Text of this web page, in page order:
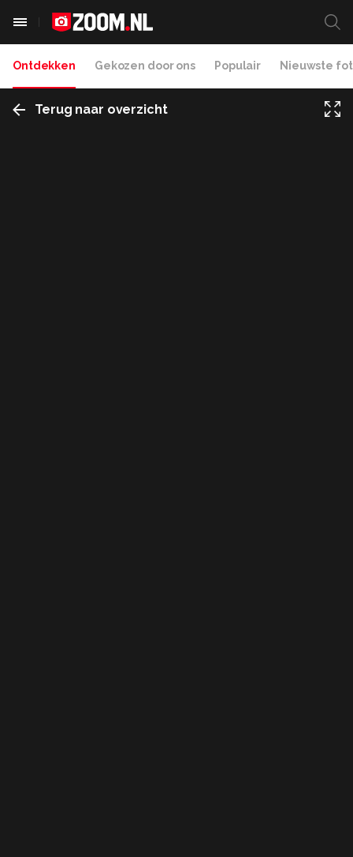
Ontdekken Gekozen door ons Populair Nieuwste
Terug naar overzicht